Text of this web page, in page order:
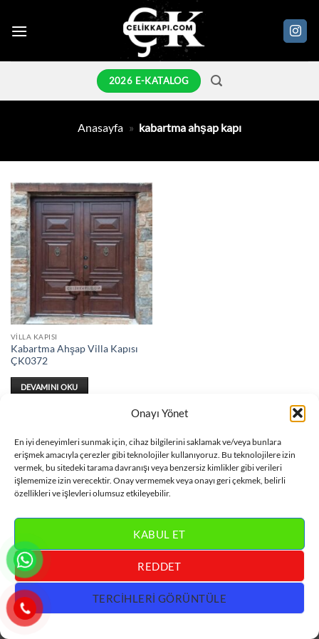
Onayı Yönet
En iyi deneyimleri sunmak için, cihaz bilgilerini saklamak ve/veya bunlara
erişmek amacıyla çerezler gibi teknolojiler kullanıyoruz. Bu teknolojilere izin
vermek, bu sitedeki tarama davranışı veya benzersiz kimlikler gibi verileri
işlememize izin verecektir. Onay vermemek veya onayı geri çekmek, belirli
özellikleri ve işlevleri olumsuz etkileyebilir.
KABUL ET
REDDET
TERCIHLERI GÖRÜNTÜLE
atla
2026 E-KATALOG
Anasayfa » kabartma ahşap kapı
VILLA KAPISI
Kabartma Ahşap Villa Kapısı
ÇK0372
DEVAMINI OKU
Villa Kapısı Visa MasterCard
Bank
Transfer
Credit
Card
İLETİŞİM :0 533 318 60 78